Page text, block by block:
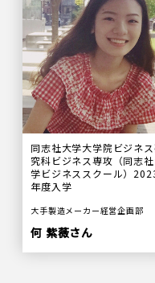
同志社大学大学院ビジネ
究科ビジネス専攻（同志
学ビジネススクール）
年度入学
大手製造メーカー経営企画部
何 紫薇さん